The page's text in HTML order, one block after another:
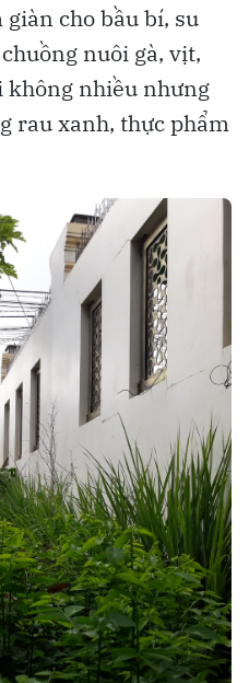
cho bầu bí, su
nuôi gà, vịt,
không nhiều nhưng
rau xanh, thực phẩm